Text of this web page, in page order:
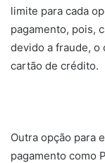
limite para cada
pagamento, pois,
devido a fraude, o
cartão de crédito.
Outra opção para
pagamento como